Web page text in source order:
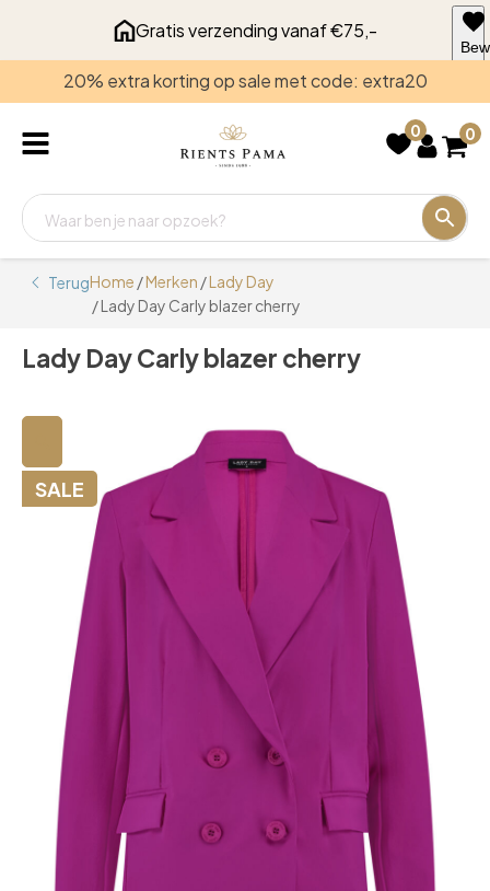
Gratis verzending vanaf €75,-
20% extra korting op sale met code: extra20
0 0
TerugHome /Merken /Lady Day
/ Lady Day Carly blazer cherry
Lady Day Carly blazer cherry
SALE
voor